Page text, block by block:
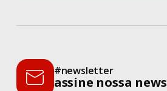
#newsletter
assine nossa news